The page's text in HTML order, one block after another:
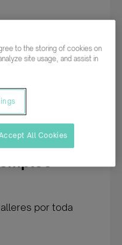
oferta
por toda
to the storing of cookies on
site usage, and assist in
All Cookies